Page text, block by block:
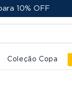
250,00
Coleção Copa